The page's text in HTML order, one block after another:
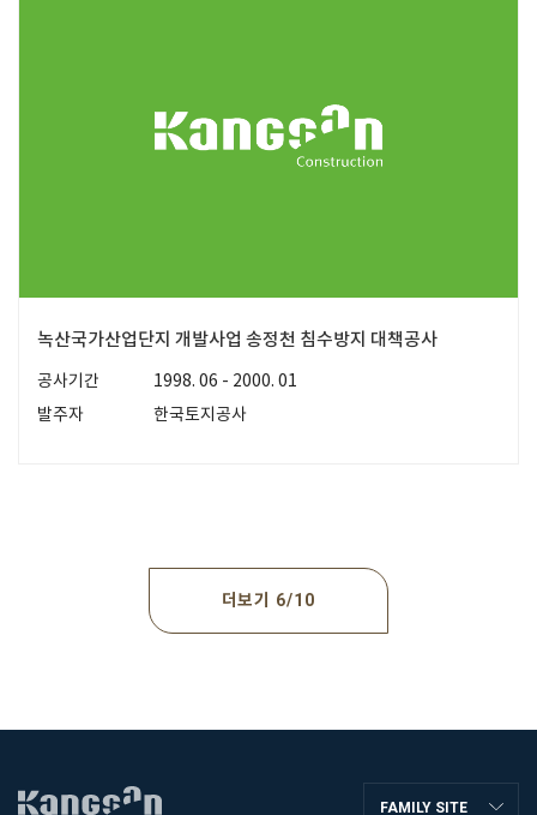
녹산국가산업단지 개발사업 송정천 침수방지 대책공사
공사기간
1998. 06 - 2000. 01
발주자
한국토지공사
더보기 6 10
FAMILY SITE